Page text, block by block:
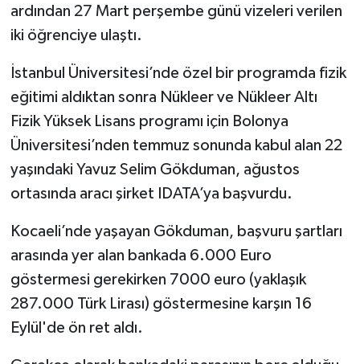
ardından 27 Mart perşembe günü vizeleri verilen
iki öğrenciye ulaştı.
İstanbul Üniversitesi’nde özel bir programda fizik
eğitimi aldıktan sonra Nükleer ve Nükleer Altı
Fizik Yüksek Lisans programı için Bolonya
Üniversitesi’nden temmuz sonunda kabul alan 22
yaşındaki Yavuz Selim Gökduman, ağustos
ortasında aracı şirket IDATA’ya başvurdu.
Kocaeli’nde yaşayan Gökduman, başvuru şartları
arasında yer alan bankada 6.000 Euro
göstermesi gerekirken 7000 euro (yaklaşık
287.000 Türk Lirası) göstermesine karşın 16
Eylül'de ön ret aldı.